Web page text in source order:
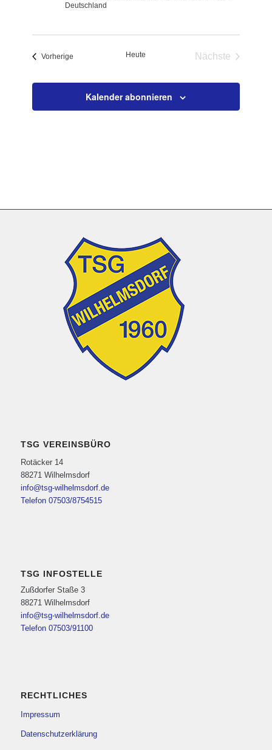
Deutschland
Vorherige VeranstaltungenHeute
Nächste
Kalender abonnieren
TSG VEREINSBÜRO
Rotäcker 14
88271 Wilhelmsdorf
info@tsg-wilhelmsdorf.de
Telefon 07503/8754515
TSG INFOSTELLE
Zußdorfer Staße 3
88271 Wilhelmsdorf
info@tsg-wilhelmsdorf.de
Telefon 07503/91100
RECHTLICHES
Impressum
Datenschutzerklärung